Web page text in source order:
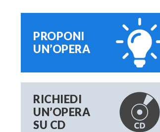
PROPONI
UN’OPERA
RICHIEDI
UN’OPERA
SU CD